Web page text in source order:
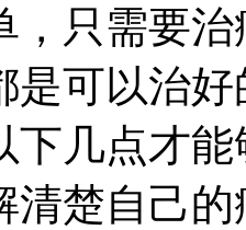
，只需要
是可以治
下几点才
清楚自己